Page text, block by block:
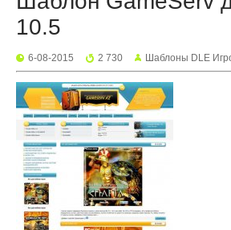
10.5
6-08-2015 2 730 Шаблоны DLE